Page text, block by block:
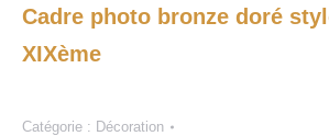
Cadre photo bronze doré
XIXème
Catégorie : Décoration